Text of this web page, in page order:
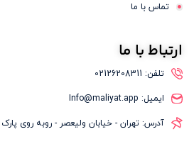
تماس با ما
ارتباط با ما
تلفن: 02126208311
ایمیل: Info@maliyat.app
آدرس: تهران - خیابان ولیعصر - روبه روی پارک